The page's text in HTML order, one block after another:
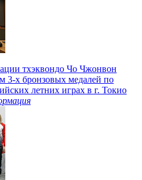
тхэквондо Чо Чжонвон
3-х бронзовых медалей по
летних играх в г. Токио